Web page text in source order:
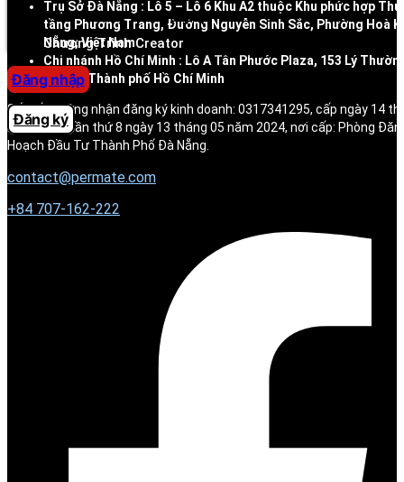
Trung tâm trợ giúp
Chương Trình Creator
Đăng nhập
Đăng ký
Trụ Sở Đà Nẵng : Lô 5 – Lô 6 Khu A2 thuộc Khu phức hợp
tầng Phương Trang, Đường Nguyễn Sinh Sắc, Phường Hoà
Nẵng, Việt Nam
Chi nhánh Hồ Chí Minh : Lô A Tân Phước Plaza, 153 Lý
Phụng, Thành phố Hồ Chí Minh
Số giấy chứng nhận đăng ký kinh doanh: 0317341295, cấp ngày 14
ký thay đổi lần thứ 8 ngày 13 tháng 05 năm 2024, nơi cấp: Phòng
Hoạch Đầu Tư Thành Phố Đà Nẵng.
contact@permate.com
+84 707-162-222